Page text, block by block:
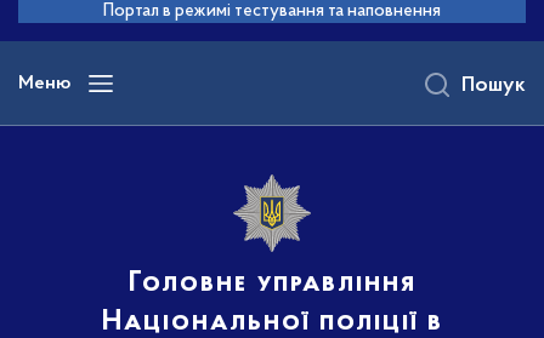
основного
вмісту
Портал в режимі тестування та наповнення
Меню
Головне управління
Національної поліції в
Пошук